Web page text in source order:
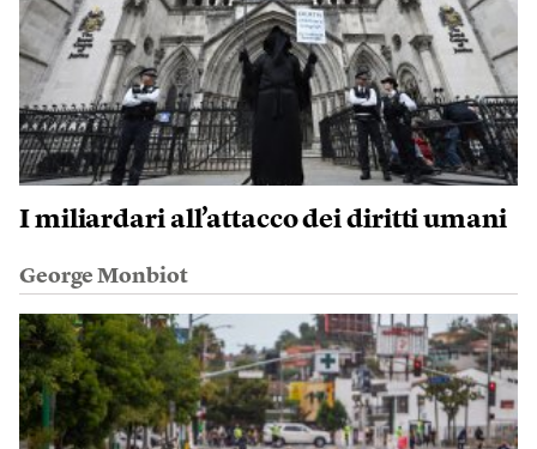
I miliardari all’attacco dei diritti umani
George Monbiot